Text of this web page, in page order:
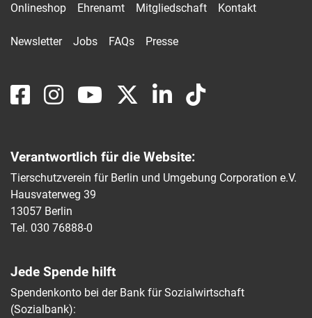
Onlineshop Ehrenamt Mitgliedschaft Kontakt
Newsletter Jobs FAQs Presse
Verantwortlich für die Website:
Tierschutzverein für Berlin und Umgebung Corporation e.V.
Hausvaterweg 39
13057 Berlin
Tel. 030 76888-0
Jede Spende hilft
Spendenkonto bei der Bank für Sozialwirtschaft
(Sozialbank):